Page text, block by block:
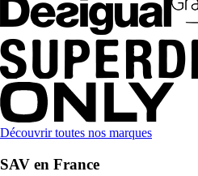
Découvrir toutes nos marques
SAV en France